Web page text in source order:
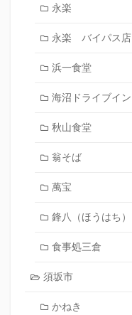
永楽
永楽 バイパス店
浜一食堂
海沼ドライブイン
秋山食堂
翁そば
萬宝
鋒八（ほうはち）
食事処三倉
須坂市
かねき